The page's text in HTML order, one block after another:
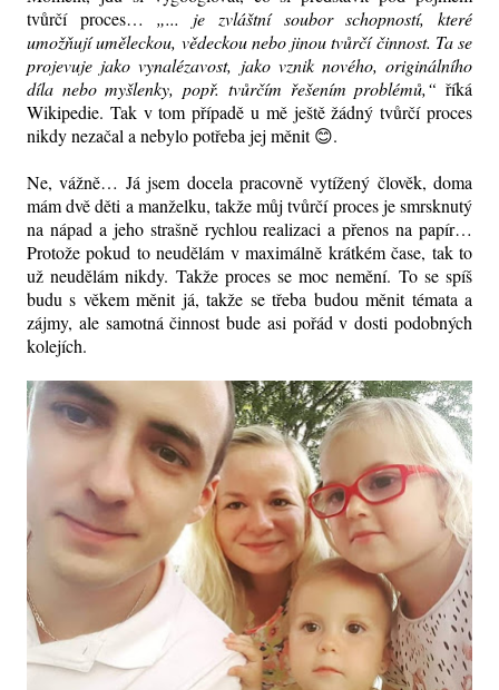
tvůrčí proces… „... je zvláštní soubor schopností, které
umožňují uměleckou, vědeckou nebo jinou tvůrčí činnost. Ta se
projevuje jako vynalézavost, jako vznik nového, originálního
díla nebo myšlenky, popř. tvůrčím řešením problémů,“ říká
Wikipedie. Tak v tom případě u mě ještě žádný tvůrčí proces
nikdy nezačal a nebylo potřeba jej měnit 😊.
Ne, vážně… Já jsem docela pracovně vytížený člověk, doma
mám dvě děti a manželku, takže můj tvůrčí proces je smrsknutý
na nápad a jeho strašně rychlou realizaci a přenos na papír…
Protože pokud to neudělám v maximálně krátkém čase, tak to
už neudělám nikdy. Takže proces se moc nemění. To se spíš
budu s věkem měnit já, takže se třeba budou měnit témata a
zájmy, ale samotná činnost bude asi pořád v dosti podobných
kolejích.